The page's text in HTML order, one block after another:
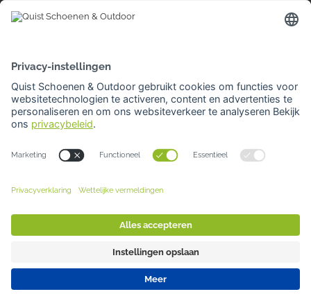
3371 AM Hardinxveld-Giessendam
Tel: 0184 701 539
Overige dagen gesloten
Je kunt bij al onze winkels
GRATIS PARKEREN
© 2026 Quist Schoenen & Outdoor
Deze website gebruikt cookies. Voor meer Sluiten